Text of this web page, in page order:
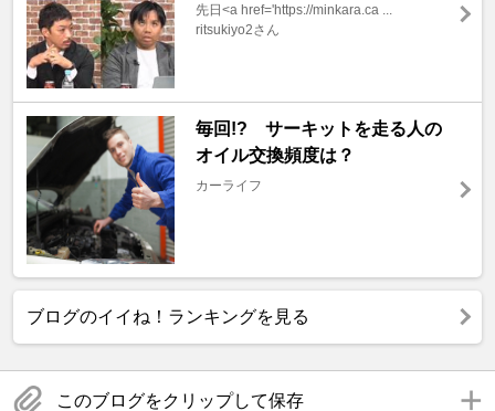
先日<a href='https://minkara.ca ...
ritsukiyo2さん
毎回!? サーキットを走る人の
オイル交換頻度は？
カーライフ
ブログのイイね！ランキングを見る
このブログをクリップして保存